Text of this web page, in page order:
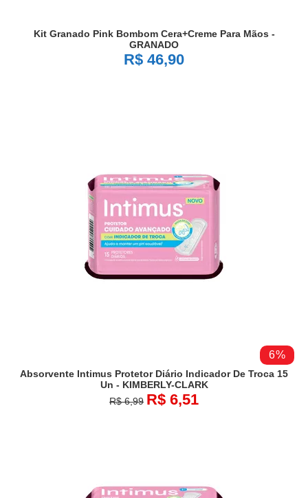
Kit Granado Pink Bombom Cera+creme Para Mãos -
GRANADO
R$ 46,90
6%
Absorvente Intimus Protetor Diário Indicador De Troca 15
Un - KIMBERLY-CLARK
R$ 6,99 R$ 6,51